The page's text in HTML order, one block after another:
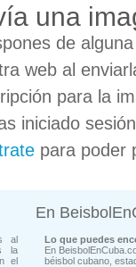
una
de
web al
para la
iniciado
para poder
al
la
el
En
Lo que puedes
En
béisbol cubano,